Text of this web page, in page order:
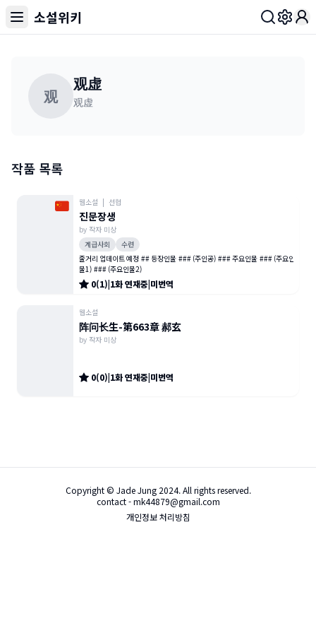
소설위키
观
观虚
观虚
작품 목록
웹소설 | 선협
진문장생
by 작자 미상
계급사회
수련
줄거리 업데이트 예정 ## 등장인물 ### (주인공) ### 주요인물 ### (주요인
물1) ### (주요인물2)
0(1)|1화연재중|미번역
웹소설
阵问长生-第663章 郝玄
by 작자 미상
0(0)|1화연재중|미번역
Copyright © Jade Jung 2024. All rights reserved.
contact - mk44879@gmail.com
개인정보 처리방침